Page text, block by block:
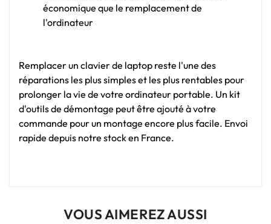
économique que le remplacement de
l'ordinateur
Remplacer un clavier de laptop reste l'une des
réparations les plus simples et les plus rentables pour
prolonger la vie de votre ordinateur portable. Un kit
d'outils de démontage peut être ajouté à votre
commande pour un montage encore plus facile. Envoi
rapide depuis notre stock en France.
VOUS AIMEREZ AUSSI